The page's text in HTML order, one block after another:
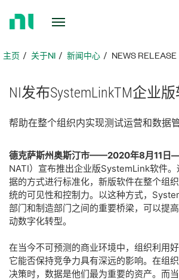
页主页 关于NI​ 新闻中心 NEWS RELEASE
NI发布SystemLinkTM企业版
帮助在整个组织内实现测试运营和数据
德克萨斯州奥斯汀市——2020年8月11
NATI）宣布推出企业版SystemLink软件
据的方式进行标准化，新版软件在整个组
统的可见性和控制力。以这种方式，
部门和制造部门之间的重要桥梁，可以提
动数字化转型。
在当今不可预测的商业环境中，组织利用
它能否保持竞争力具有深远的影响。在组
决策时，数据是他们最为重要的资产。而